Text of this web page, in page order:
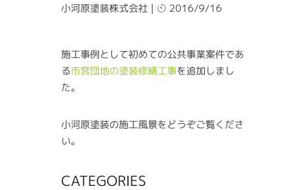
小河原塗装株式会社 | 2016/9/16
施工事例として初めての公共事業案件であ
る市営団地の塗装修繕工事を追加しまし
た。
小河原塗装の施工風景をどうぞご覧くださ
い。
CATEGORIES